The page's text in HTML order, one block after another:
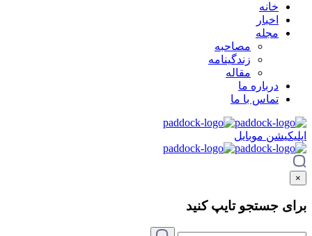
خانه
اخبار
مجله
مصاحبه
زندگینامه
مقاله
درباره ما
تماس با ما
اپلیکیشن موبایل
×
برای جستجو تایپکنید